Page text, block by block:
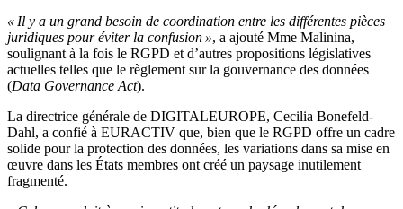
« Il y a un grand besoin de coordination entre les différentes pièces
juridiques pour éviter la confusion », a ajouté Mme Malinina,
soulignant à la fois le RGPD et d’autres propositions législatives
actuelles telles que le règlement sur la gouvernance des données
(Data Governance Act).
La directrice générale de DIGITALEUROPE, Cecilia Bonefeld-
Dahl, a confié à EURACTIV que, bien que le RGPD offre un cadre
solide pour la protection des données, les variations dans sa mise en
œuvre dans les États membres ont créé un paysage inutilement
fragmenté.